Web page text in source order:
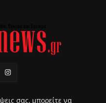
σας, μπορείτε να